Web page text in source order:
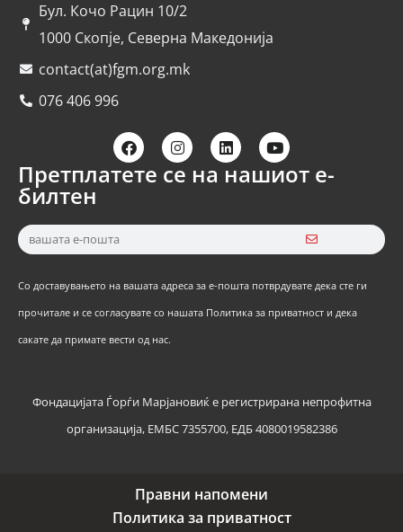
Бул. Кочо Рацин 10/2
1000 Скопје, Северна Македонија
contact(at)fgm.org.mk
076 406 996
Претплатете се на нашиот е-
билтен
Со доставувањето на вашата адреса за е-пошта потврдувате дека сте ги
прочитале и се согласувате со нашата Политика за приватност и дека
сакате да примате вести од нас.
Фондацијата Ѓорѓи Марјановиќ е регистрирана непрофитна
организација, ЕМБС 7355700, ЕДБ 4080019582386
Правни напомени
Политика за приватност